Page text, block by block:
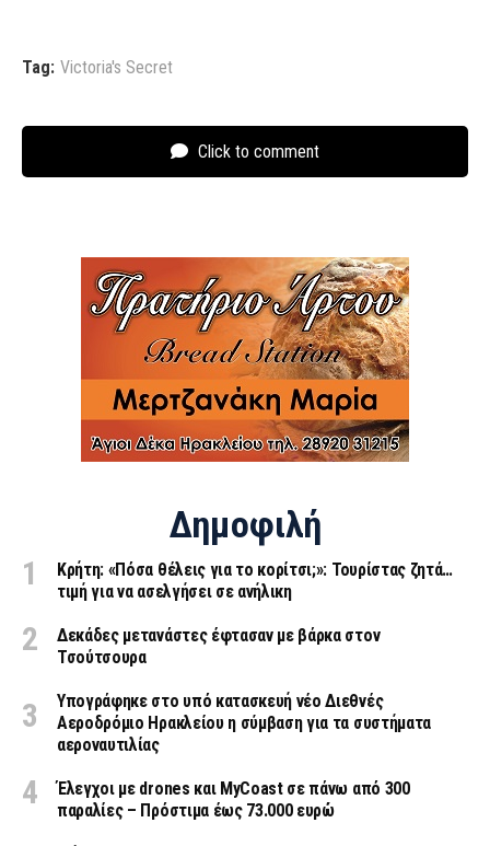
Tag: Victoria's Secret
Click to comment
Δημοφιλή
Κρήτη: «Πόσα θέλεις για το κορίτσι;»: Τουρίστας ζητά…
τιμή για να ασελγήσει σε ανήλικη
Δεκάδες μετανάστες έφτασαν με βάρκα στον
Τσούτσουρα
Υπογράφηκε στο υπό κατασκευή νέο Διεθνές
Αεροδρόμιο Ηρακλείου η σύμβαση για τα συστήματα
αεροναυτιλίας
Έλεγχοι με drones και MyCoast σε πάνω από 300
παραλίες – Πρόστιμα έως 73.000 ευρώ